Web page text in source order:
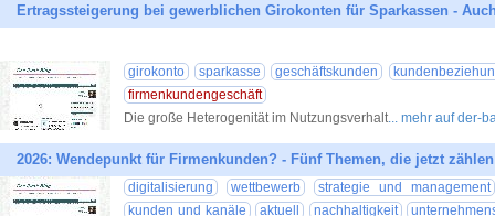
Ertragssteigerung bei gewerblichen Girokonten für Sparkassen -
girokonto sparkasse geschäftskunden
firmenkundengeschäft
Die große Heterogenität im Nutzungsverhalt... mehr auf der-
2026: Wendepunkt für Firmenkunden? - Fünf Themen, die jetzt zählen
digitalisierung wettbewerb
strategie und management
kunden und kanäle
aktuell nachhaltigkeit